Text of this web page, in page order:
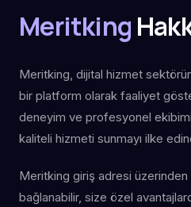
Meritking
Meritking, dijital hizmet
bir platform olarak faaliyet
deneyim ve profesyonel
kaliteli hizmeti sunmayı ilke
Meritking giriş adresi
bağlanabilir, size özel